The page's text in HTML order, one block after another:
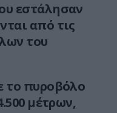
εστάλησαν
από τις
του
το πυροβόλο
μέτρων,